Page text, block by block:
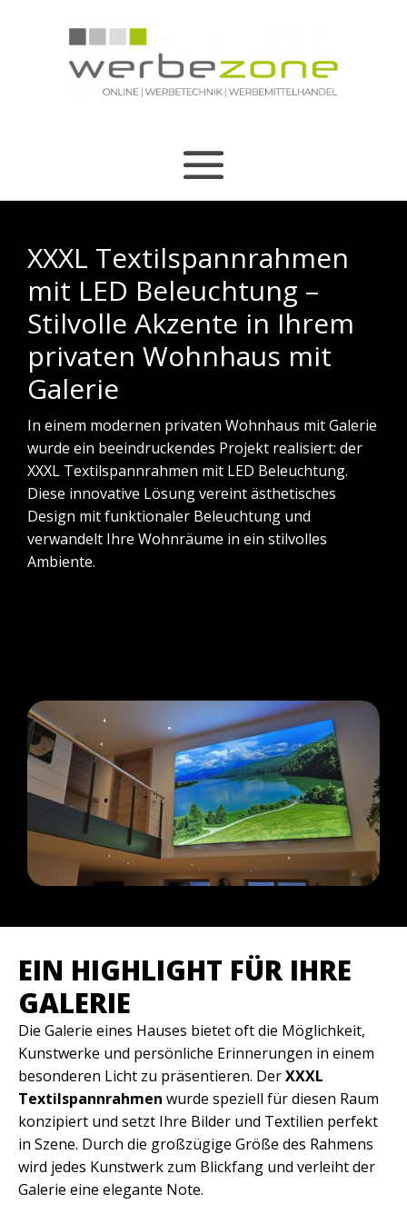
XXXL Textilspannrahmen
mit LED Beleuchtung –
Stilvolle Akzente in Ihrem
privaten Wohnhaus mit
Galerie
In einem modernen privaten Wohnhaus mit Galerie
wurde ein beeindruckendes Projekt realisiert: der
XXXL Textilspannrahmen mit LED Beleuchtung.
Diese innovative Lösung vereint ästhetisches
Design mit funktionaler Beleuchtung und
verwandelt Ihre Wohnräume in ein stilvolles
Ambiente.
EIN HIGHLIGHT FÜR IHRE
GALERIE
Die Galerie eines Hauses bietet oft die Möglichkeit,
Kunstwerke und persönliche Erinnerungen in einem
besonderen Licht zu präsentieren. DerXXXL
Textilspannrahmen wurde speziell für diesen Raum
konzipiert und setzt Ihre Bilder und Textilien perfekt
in Szene. Durch die großzügige Größe des Rahmens
wird jedes Kunstwerk zum Blickfang und verleiht der
Galerie eine elegante Note.